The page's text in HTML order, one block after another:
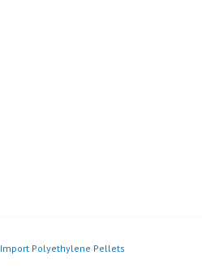
Import Polyethylene Pellets